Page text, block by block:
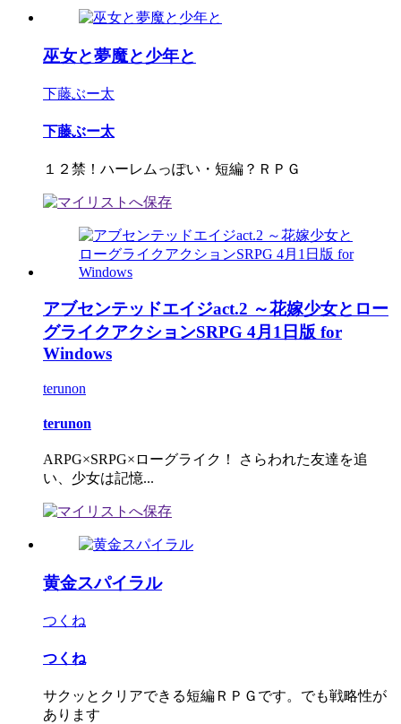
巫女と夢魔と少年と
下藤ぶー太
下藤ぶー太
１２禁！ハーレムっぽい・短編？ＲＰＧ
アブセンテッドエイジact.2 ～花嫁少女とロー
グライクアクションSRPG 4月1日版 for
Windows
terunon
terunon
ARPG×SRPG×ローグライク！ さらわれた友達を追
い、少女は記憶...
黄金スパイラル
つくね
つくね
サクッとクリアできる短編ＲＰＧです。でも戦略性が
あります